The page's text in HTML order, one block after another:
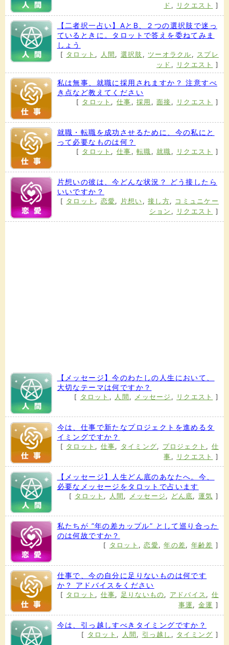
ド , リクエスト ]
【二者択一占い】AとB、２つの選択肢で迷っ
ているときに。タロットで答えを委ねてみま
しょう
[ タロット , 人間 , 選択肢 , ツーオラクル , スプレ
ッド , リクエスト ]
私は無事、就職に採用されますか？ 注意すべ
き点など教えてください
[ タロット , 仕事 ,採用 ,面接 , リクエスト ]
就職・転職を成功させるために、今の私にと
って必要なものは何？
[ タロット , 仕事 ,転職 ,就職 , リクエスト ]
片想いの彼は、今どんな状況？ どう接したら
いいですか？
[ タロット , 恋愛, 片想い ,接し方, コミュニケー
ション , リクエスト ]
【メッセージ】今のわたしの人生において、
大切なテーマは何ですか？
[ タロット , 人間 , メッセージ , リクエスト ]
今は、仕事で新たなプロジェクトを進めるタ
イミングですか？
[ タロット , 仕事, タイミング, プロジェクト , 仕
事 , リクエスト ]
【メッセージ】人生どん底のあなたへ。今、
必要なメッセージをタロットで占います
[ タロット , 人間 , メッセージ , どん底, 運気 ]
私たちが ”年の差カップル” として巡り合った
のは何故ですか？
[ タロット ,恋愛,年の差, 年齢差 ]
仕事で、今の自分に足りないものは何です
か？ アドバイスをください
[ タロット , 仕事, 足りないもの, アドバイス , 仕
事運 , 金運 ]
今は、引っ越しすべきタイミングですか？
[ タロット , 人間 , 引っ越し , タイミング ]